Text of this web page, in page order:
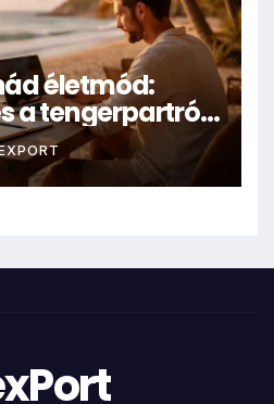
életmód:
a tengerpartról
mítosz?